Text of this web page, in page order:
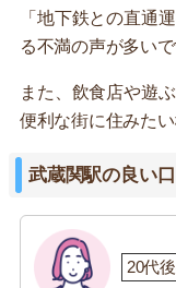
「地下鉄との直通
る不満の声が多いで
また、飲食店や遊
便利な街に住みた
武蔵関駅の良い口
20代